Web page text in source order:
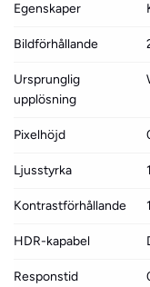
Egenskaper
Bildförhållande
Ursprunglig
upplösning
Pixelhöjd
Ljusstyrka
Kontrastförhållande
HDR-kapabel
Responstid